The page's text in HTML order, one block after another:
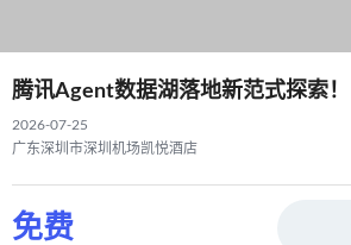
腾讯Agent数据湖落地新范式探索！
2026-07-25
广东深圳市深圳机场凯悦酒店
免费